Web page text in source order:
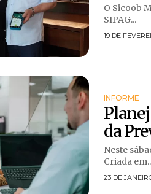
O Sicoob
SIPAG...
19 DE
INFORME
da
Neste
Criada
23 DE